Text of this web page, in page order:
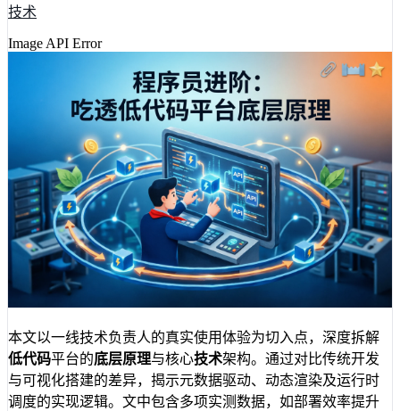
技术
Image API Error
本文以一线技术负责人的真实使用体验为切入点，深度拆解
低代码平台的底层原理与核心技术架构。通过对比传统开发
与可视化搭建的差异，揭示元数据驱动、动态渲染及运行时
调度的实现逻辑。文中包含多项实测数据，如部署效率提升